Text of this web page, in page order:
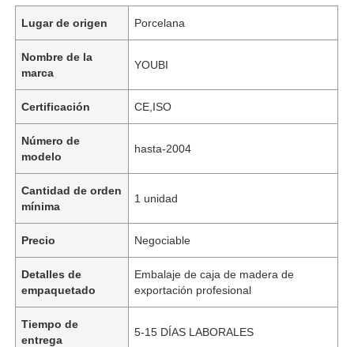
Lugar de origen Porcelana
Nombre de la
marca
YOUBI
Certificación CE,ISO
Número de
modelo
hasta-2004
Cantidad de orden
mínima
1 unidad
Precio Negociable
Detalles de
empaquetado
Embalaje de caja de madera de
exportación profesional
Tiempo de
entrega
5-15 DÍAS LABORALES